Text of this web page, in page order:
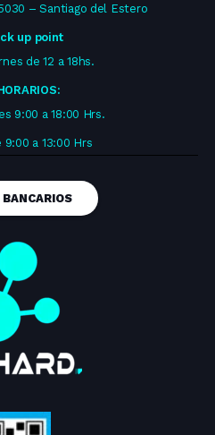
– Santiago del Estero
up point
de 12 a 18hs.
9:00 a 18:00 Hrs.
9:00 a 13:00 Hrs